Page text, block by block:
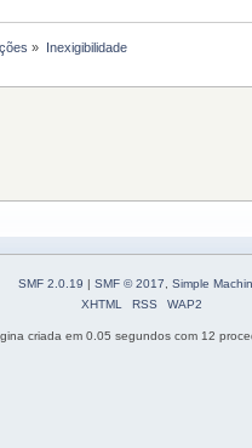
» Inexigibilidade
SMF 2.0.19 | SMF © 2017, Simple
XHTML
RSS WAP2
criada em 0.05 segundos com 12